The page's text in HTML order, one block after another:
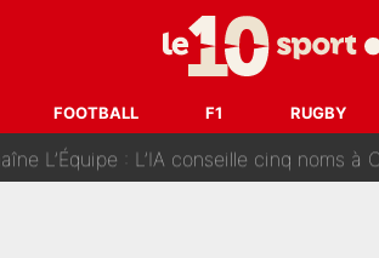
FOOTBALL F1 RUGBY
un problème pour lui» : Vinicius Jr
Godts : Luis Campos prépare déjà
L’Équipe : L’IA conseille cinq noms